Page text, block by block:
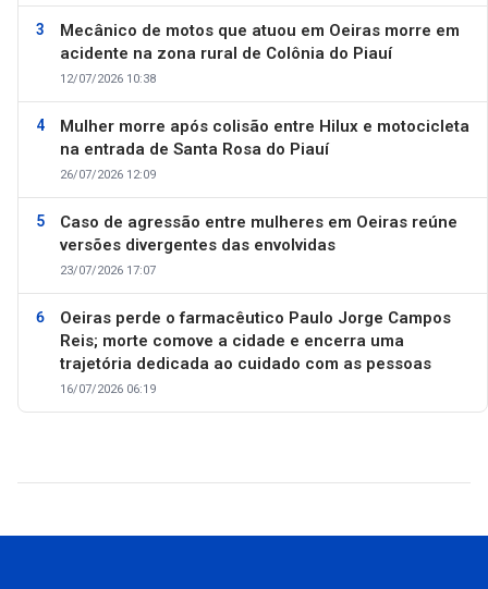
Mecânico de motos que atuou em Oeiras morre em
acidente na zona rural de Colônia do Piauí
12/07/2026 10:38
Mulher morre após colisão entre Hilux e motocicleta
na entrada de Santa Rosa do Piauí
26/07/2026 12:09
Caso de agressão entre mulheres em Oeiras reúne
versões divergentes das envolvidas
23/07/2026 17:07
Oeiras perde o farmacêutico Paulo Jorge Campos
Reis; morte comove a cidade e encerra uma
trajetória dedicada ao cuidado com as pessoas
16/07/2026 06:19